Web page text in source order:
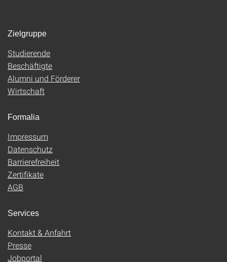
Zielgruppe
Studierende
Beschäftigte
Alumni und Förderer
Wirtschaft
Formalia
Impressum
Datenschutz
Barrierefreiheit
Zertifikate
AGB
Services
Kontakt & Anfahrt
Presse
Jobportal